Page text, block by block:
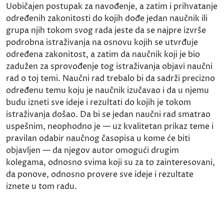
Uobičajen postupak za navođenje, a zatim i prihvatanje
određenih zakonitosti do kojih dođe jedan naučnik ili
grupa njih tokom svog rada jeste da se najpre izvrše
podrobna istraživanja na osnovu kojih se utvrđuje
određena zakonitost, a zatim da naučnik koji je bio
zadužen za sprovođenje tog istraživanja objavi naučni
rad o toj temi. Naučni rad trebalo bi da sadrži precizno
određenu temu koju je naučnik izučavao i da u njemu
budu izneti sve ideje i rezultati do kojih je tokom
istraživanja došao. Da bi se jedan naučni rad smatrao
uspešnim, neophodno je — uz kvalitetan prikaz teme i
pravilan odabir naučnog časopisa u kome će biti
objavljen — da njegov autor omogući drugim
kolegama, odnosno svima koji su za to zainteresovani,
da ponove, odnosno provere sve ideje i rezultate
iznete u tom radu.